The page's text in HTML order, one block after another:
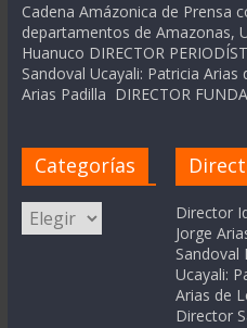
Cadena Amázonica de Prensa
departamentos de Amazonas,
Huanuco DIRECTOR
Sandoval Ucayali: Patricia Arias
Arias Padilla DIRECTOR
Categorías
Categorías
Director
Jorge
Sandoval
Ucayali:
Arias de
Director